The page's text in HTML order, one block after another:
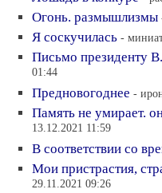
Огонь. размышлизмы
Я соскучилась -
Письмо президенту
01:44
Предновогоднее -
Память не умирает.
13.12.2021 11:59
В соответствии со
Мои пристрастия,
29.11.2021 09:26